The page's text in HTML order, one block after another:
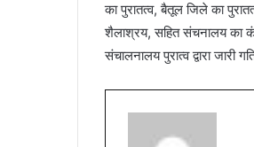
का पुरातत्व, बैतूल जिले का
शैलाश्रय, सहित संचनालय का
संचालनालय पुरात्व द्वारा जारी